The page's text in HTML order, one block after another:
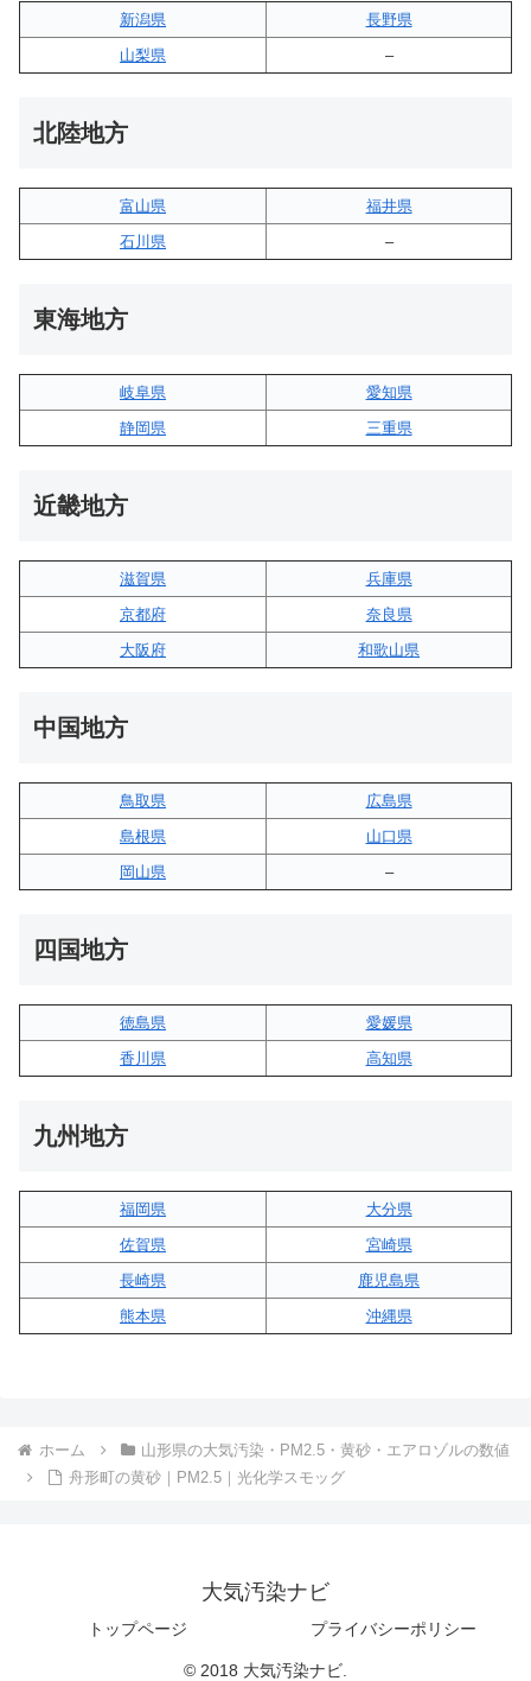
新潟県
長野県
山梨県
–
北陸地方
富山県
福井県
石川県
–
東海地方
岐阜県
愛知県
静岡県
三重県
近畿地方
滋賀県
兵庫県
京都府
奈良県
大阪府
和歌山県
中国地方
鳥取県
広島県
島根県
山口県
岡山県
–
四国地方
徳島県
愛媛県
香川県
高知県
九州地方
福岡県
大分県
佐賀県
宮崎県
長崎県
鹿児島県
熊本県
沖縄県
ホーム
山形県の大気汚染・PM2.5・黄砂・エアロゾルの数値
舟形町の黄砂｜PM2.5｜光化学スモッグ
大気汚染ナビ
トップページ プライバシーポリシー
© 2018 大気汚染ナビ.